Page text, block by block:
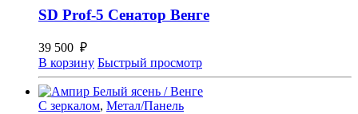
SD Prof-5 Сенатор Венге
39 500 ₽
В корзину Быстрый просмотр
С зеркалом, Метал/Панель